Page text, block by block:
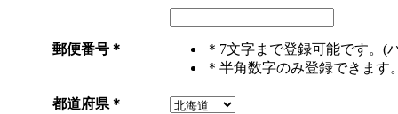
郵便番号 ＊
＊7文字まで登録可能です。(
＊半角数字のみ登録できます
都道府県 ＊